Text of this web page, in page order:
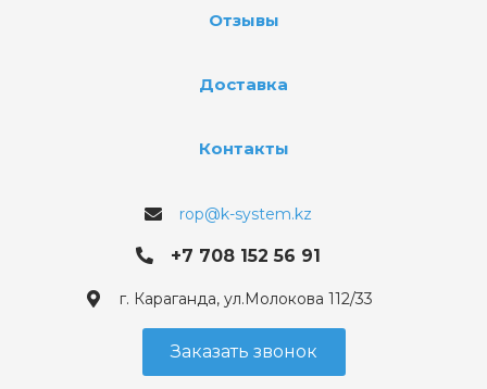
Отзывы
Доставка
Контакты
rop@k-system.kz
+7 708 152 56 91
г. Караганда, ул.Молокова 112/33
Заказать звонок